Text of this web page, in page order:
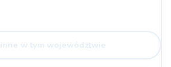
pokaż inne w tym województwie